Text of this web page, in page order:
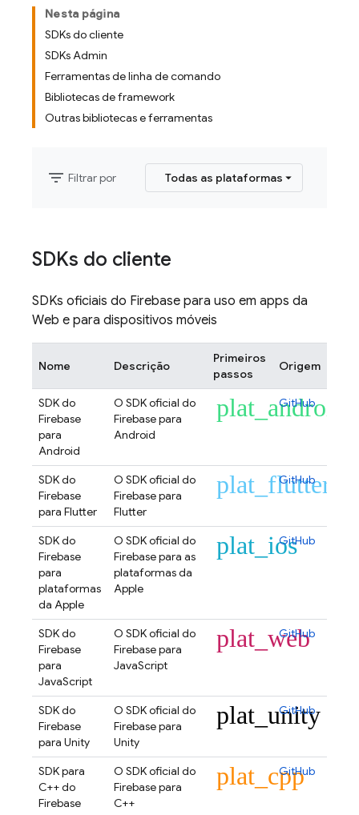
Nesta página
SDKs do cliente
SDKs Admin
Ferramentas de linha de comando
Bibliotecas de framework
Outras bibliotecas e ferramentas
filter_list Filtrar por Todas as plataformas
SDKs do cliente
SDKs oficiais do Firebase para uso em apps da
Web e para dispositivos móveis
Nome Descrição
Primeiros
passos
Origem
SDK do
Firebase
para
Android
O SDK oficial do
Firebase para
Android
plat_android
GitHub
SDK do
Firebase
para Flutter
O SDK oficial do
Firebase para
Flutter
plat_flutter
GitHub
SDK do
Firebase
para
plataformas
da Apple
O SDK oficial do
Firebase para as
plataformas da
Apple
plat_iosGitHub
SDK do
Firebase
para
JavaScript
O SDK oficial do
Firebase para
JavaScript
plat_web
GitHub
SDK do
Firebase
para Unity
O SDK oficial do
Firebase para
Unity
plat_unity
GitHub
SDK para
C++ do
Firebase
O SDK oficial do
Firebase para
C++
plat_cpp
GitHub